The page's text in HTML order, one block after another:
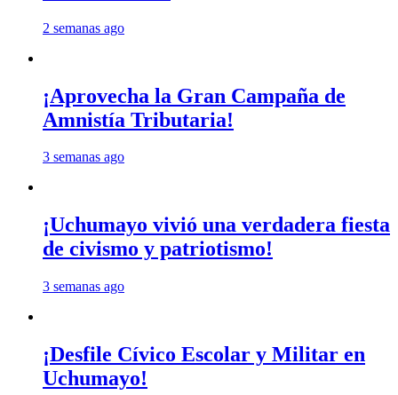
2 semanas ago
¡Aprovecha la Gran Campaña de
Amnistía Tributaria!
3 semanas ago
¡Uchumayo vivió una verdadera fiesta
de civismo y patriotismo!
3 semanas ago
¡Desfile Cívico Escolar y Militar en
Uchumayo!